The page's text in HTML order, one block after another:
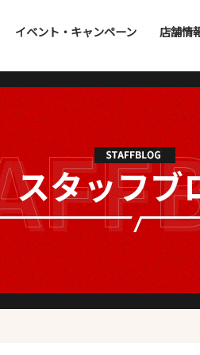
イベント・キャンペーン 店舗情